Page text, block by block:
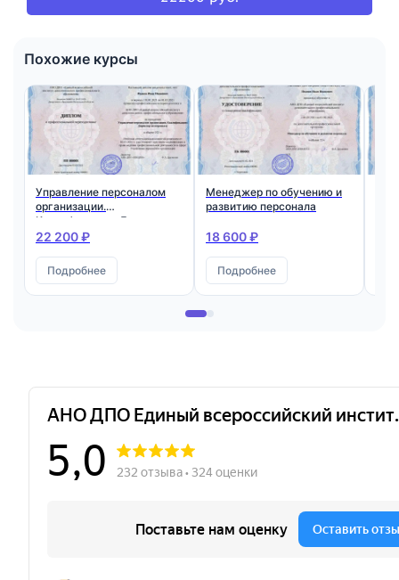
Похожие курсы
Управление персоналом
организации.
Квалификация: Директор
по персоналу
22 200 ₽
Подробнее
Менеджер по обучению и
развитию персонала
18 600 ₽
Подробнее